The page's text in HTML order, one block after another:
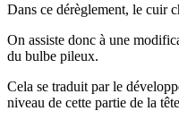
Dans ce dérèglement, le cuir
On assiste donc à une
du bulbe pileux.
Cela se traduit par le
niveau de cette partie de la